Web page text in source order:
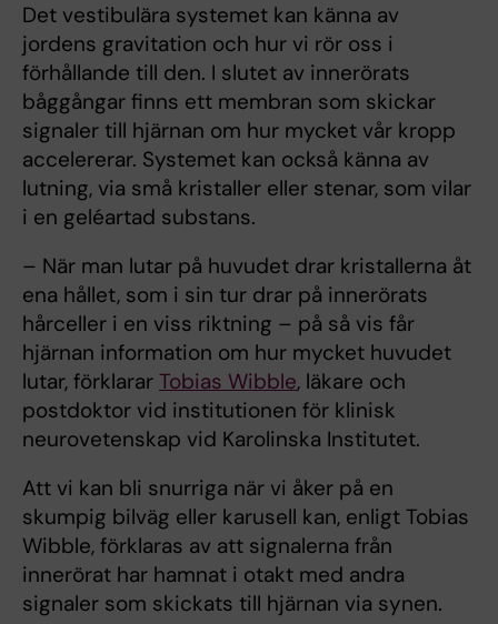
Det vestibulära systemet kan känna av
jordens gravitation och hur vi rör oss i
förhållande till den. I slutet av innerörats
båggångar finns ett membran som skickar
signaler till hjärnan om hur mycket vår kropp
accelererar. Systemet kan också känna av
lutning, via små kristaller eller stenar, som vilar
i en geléartad substans.
– När man lutar på huvudet drar kristallerna åt
ena hållet, som i sin tur drar på innerörats
hårceller i en viss riktning – på så vis får
hjärnan information om hur mycket huvudet
lutar, förklarar Tobias Wibble, läkare och
postdoktor vid institutionen för klinisk
neurovetenskap vid Karolinska Institutet.
Att vi kan bli snurriga när vi åker på en
skumpig bilväg eller karusell kan, enligt Tobias
Wibble, förklaras av att signalerna från
innerörat har hamnat i otakt med andra
signaler som skickats till hjärnan via synen.